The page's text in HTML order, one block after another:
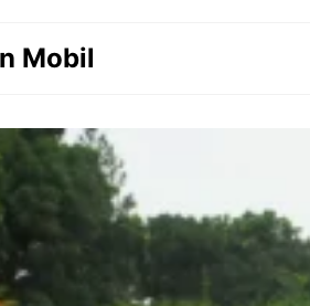
Mobil
Bandung – Menyambut pergantian